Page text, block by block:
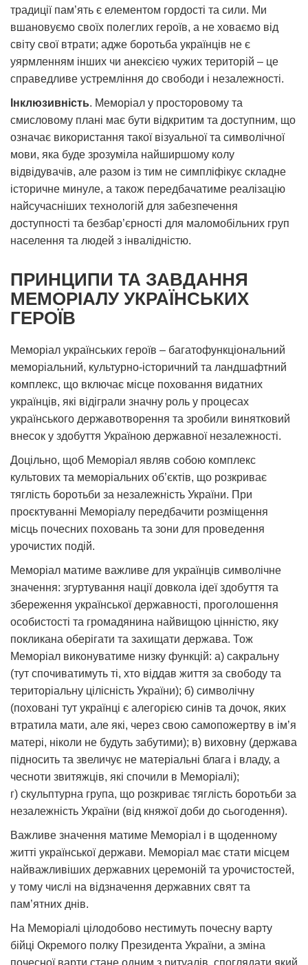
традиції пам’ять є елементом гордості та сили. Ми
вшановуємо своїх полеглих героїв, а не ховаємо від
світу свої втрати; адже боротьба українців не є
уярмленням інших чи анексією чужих територій – це
справедливе устремління до свободи і незалежності.
Інклюзивність. Меморіал у просторовому та
смисловому плані має бути відкритим та доступним, що
означає використання такої візуальної та символічної
мови, яка буде зрозуміла найширшому колу
відвідувачів, але разом із тим не симпліфікує складне
історичне минуле, а також передбачатиме реалізацію
найсучасніших технологій для забезпечення
доступності та безбар’єрності для маломобільних груп
населення та людей з інвалідністю.
ПРИНЦИПИ ТА ЗАВДАННЯ
МЕМОРІАЛУ УКРАЇНСЬКИХ
ГЕРОЇВ
Меморіал українських героїв – багатофункціональний
меморіальний, культурно-історичний та ландшафтний
комплекс, що включає місце поховання видатних
українців, які відіграли значну роль у процесах
українського державотворення та зробили винятковий
внесок у здобуття Україною державної незалежності.
Доцільно, щоб Меморіал являв собою комплекс
культових та меморіальних об’єктів, що розкриває
тяглість боротьби за незалежність України. При
проєктуванні Меморіалу передбачити розміщення
місць почесних поховань та зони для проведення
урочистих подій.
Меморіал матиме важливе для українців символічне
значення: згуртування нації довкола ідеї здобуття та
збереження української державності, проголошення
особистості та громадянина найвищою цінністю, яку
покликана оберігати та захищати держава. Тож
Меморіал виконуватиме низку функцій: а) сакральну
(тут спочиватимуть ті, хто віддав життя за свободу та
територіальну цілісність України); б) символічну
(поховані тут українці є алегорією синів та дочок, яких
втратила мати, але які, через свою самопожертву в ім’я
матері, ніколи не будуть забутими); в) виховну (держава
підносить та звеличує не матеріальні блага і владу, а
чесноти звитяжців, які спочили в Меморіалі);
г) скульптурна група, що розкриває тяглість боротьби за
незалежність України (від княжої доби до сьогодення).
Важливе значення матиме Меморіал і в щоденному
житті української держави. Меморіал має стати місцем
найважливіших державних церемоній та урочистостей,
у тому числі на відзначення державних свят та
пам’ятних днів.
На Меморіалі цілодобово нестимуть почесну варту
бійці Окремого полку Президента України, а зміна
почесної варти стане одним з ритуалів, споглядати який